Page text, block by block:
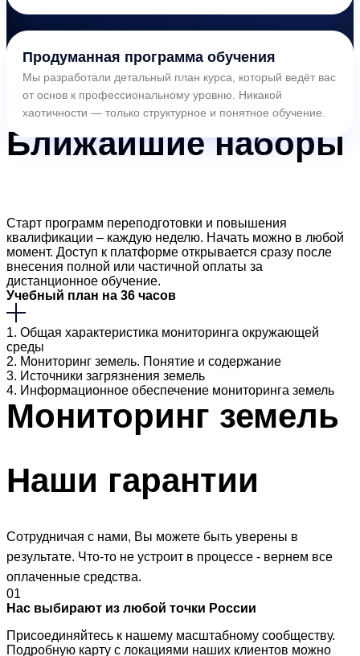
Продуманная программа обучения
Мы разработали детальный план курса, который ведёт вас
от основ к профессиональному уровню. Никакой
хаотичности — только структурное и понятное обучение.
Ближайшиенаборы
Старт программ переподготовки и повышения
квалификации – каждую неделю. Начать можно в любой
момент. Доступ к платформе открывается сразу после
внесения полной или частичной оплаты за
дистанционное обучение.
Учебный план на 36 часов
1. Общая характеристика мониторинга окружающей
среды
2. Мониторинг земель. Понятие и содержание
3. Источники загрязнения земель
4. Информационное обеспечение мониторинга земель
Мониторинг земель
Наши гарантии
Сотрудничая с нами, Вы можете быть уверены в
результате. Что-то не устроит в процессе - вернем все
оплаченные средства.
01
Нас выбирают из любой точки России
Присоединяйтесь к нашему масштабному сообществу.
Подробную карту с локациями наших клиентов можно